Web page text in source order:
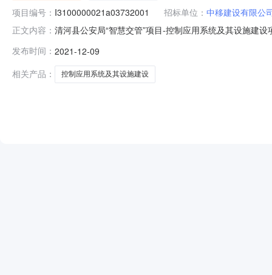
项目编号： I3100000021a03732001 招标单位： 中移建设有限公
正文内容： 清河县公安局“智慧交管”项目-控制应用系统及其设施建
县公安局“智慧交管”项目-控制应用系统及其设施建设项
发布时间： 2021-12-09
相关产品：
控制应用系统及其设施建设